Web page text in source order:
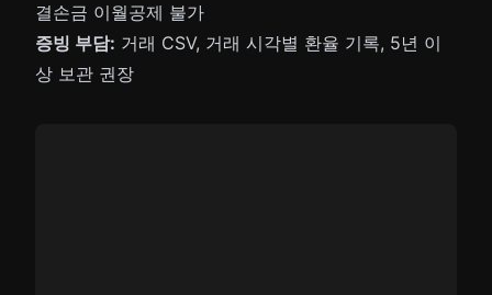
결손금 이월공제 불가
증빙 부담: 거래 CSV, 거래 시각별 환율 기록, 5년 이
상 보관 권장